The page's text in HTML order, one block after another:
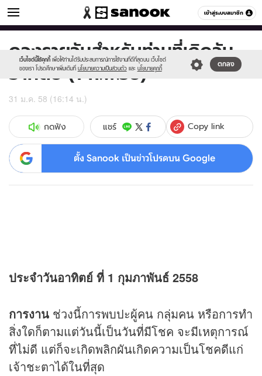
เข้าสู่ระบบสมาชิก
ดูดวง หมวดอื่นๆ
เว็บไซต์นี้ใช้คุกกี้ เพื่อให้ท่านได้รับประสบการณ์การใช้งานที่ดีที่สุดบน เว็บไซต์
ของเรา โปรดศึกษาเพิ่มเติมที่ นโยบายความเป็นส่วนตัว และ นโยบายคุกกี้
ตกลง
Sanook
//s.isanook.com/sr/0/images/logo-
new-
sanook.png
600
60
ดวงรายวันสำหรับท่านที่เกิดวัน
อาทิตย์ (1 ก.พ.58)
31 ม.ค. 58 (16:14 น.)
กดฟัง แชร์ Copy link
ตั้ง Sanook เป็นข่าวโปรดบน Google
ประจำวันอาทิตย์ ที่ 1 กุมภาพันธ์ 2558
การงาน ช่วงนี้การพบปะผู้คน กลุ่มคน หรือการทำ
สิ่งใดก็ตามแต่วันนี้เป็นวันที่มีโชค จะมีเหตุการณ์
ที่ไม่ดี แต่ก็จะเกิดพลิกผันเกิดความเป็นโชคดีแก่
เจ้าชะตาได้ในที่สุด